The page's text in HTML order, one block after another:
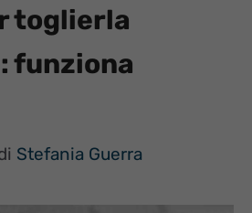
toglierla
funziona
Stefania Guerra